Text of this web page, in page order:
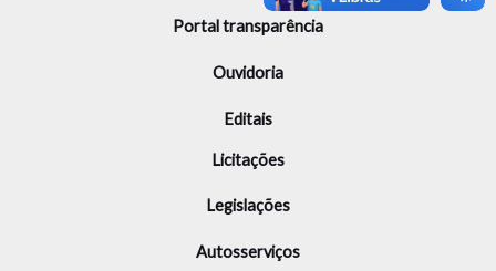
Portal transparência
Ouvidoria
Editais
Licitações
Legislações
Autosserviços